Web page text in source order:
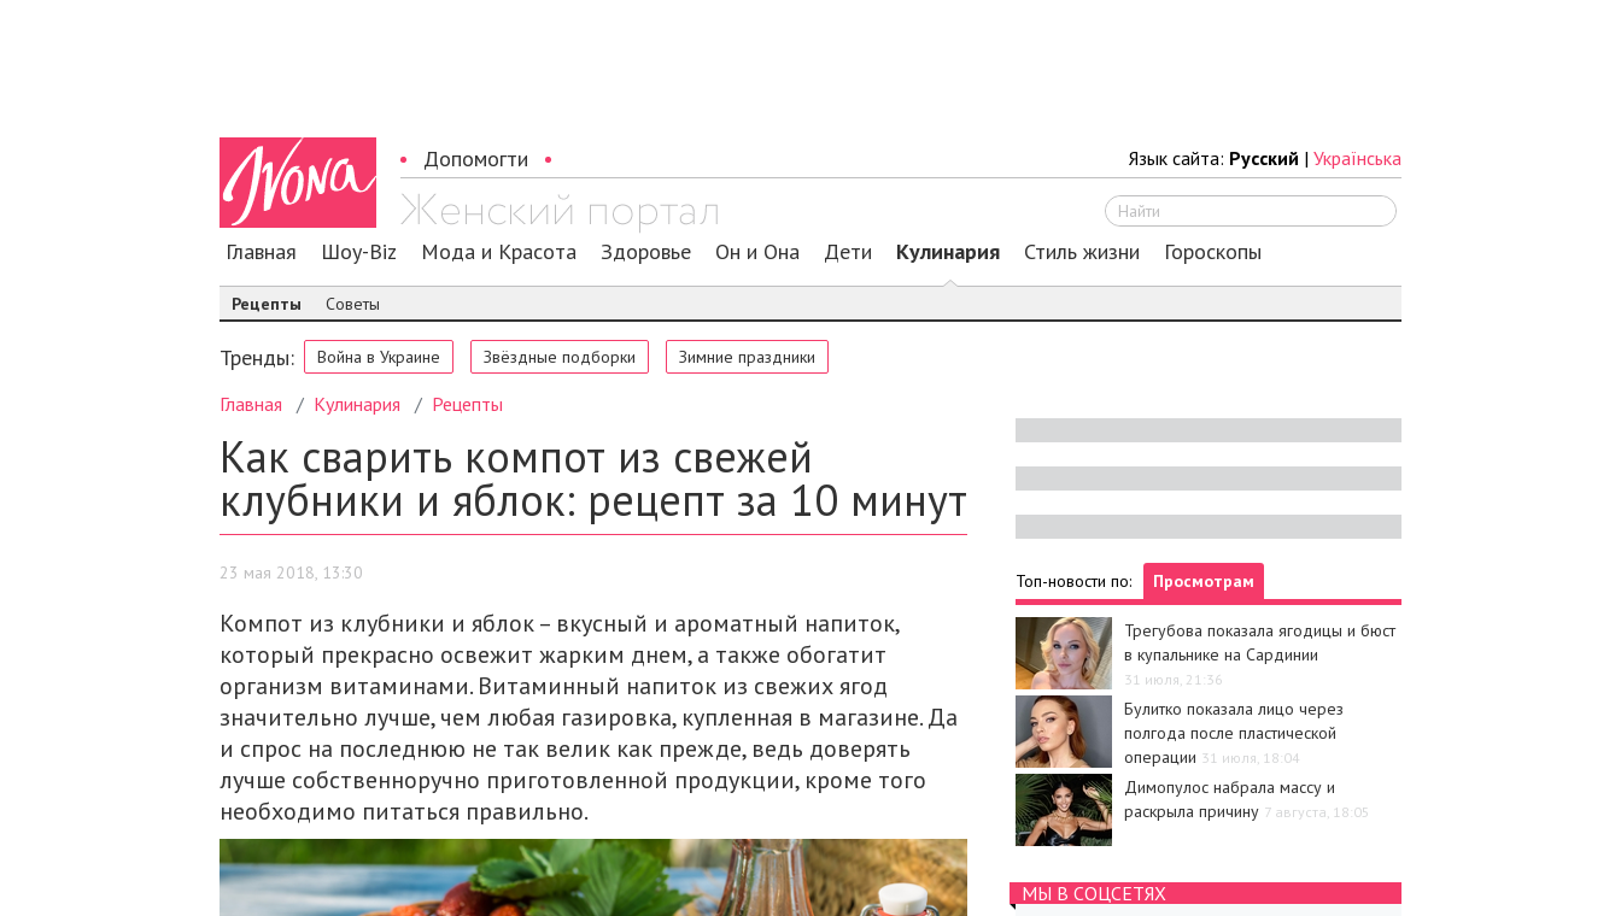
Допомогти Язык сайта: Русский | Українська
Главная Шоу-Biz Мода и Красота Здоровье Он и Она Дети Кулинария Стиль жизни Гороскопы
Рецепты Советы
Тренды: Война в Украине Звёздные подборки Зимние праздники
Главная Кулинария Рецепты
Как сварить компот из свежей
клубники и яблок: рецепт за 10 минут
23 мая 2018, 13:30
Компот из клубники и яблок – вкусный и ароматный напиток,
который прекрасно освежит жарким днем, а также обогатит
организм витаминами. Витаминный напиток из свежих ягод
значительно лучше, чем любая газировка, купленная в магазине. Да
и спрос на последнюю не так велик как прежде, ведь доверять
лучше собственноручно приготовленной продукции, кроме того
необходимо питаться правильно.
Топ-новости по: Просмотрам
Трегубова показала ягодицы и бюст
в купальнике на Сардинии
31 июля, 21:36
Булитко показала лицо через
полгода после пластической
операции 31 июля, 18:04
Димопулос набрала массу и
раскрыла причину 7 августа, 18:05
МЫ В СОЦСЕТЯХ